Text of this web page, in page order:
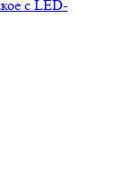
с LED-